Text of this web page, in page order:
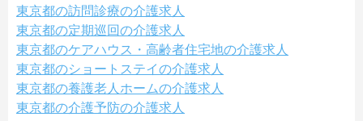
東京都の訪問診療の介護求人
東京都の定期巡回の介護求人
東京都のケアハウス・高齢者住宅地の介護求人
東京都のショートステイの介護求人
東京都の養護老人ホームの介護求人
東京都の介護予防の介護求人